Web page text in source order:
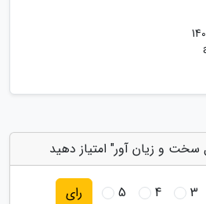
و زیان آور" امتیاز دهید
3
4
5 رای